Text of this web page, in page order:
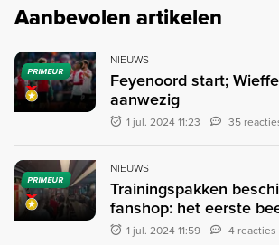
Aanbevolen artikelen
PRIMEUR
NIEUWS
Feyenoord start;
aanwezig
1 jul. 2024 11:23 35
PRIMEUR
NIEUWS
Trainingspakken
fanshop: het eerste
1 jul. 2024 11:59 4 reacties